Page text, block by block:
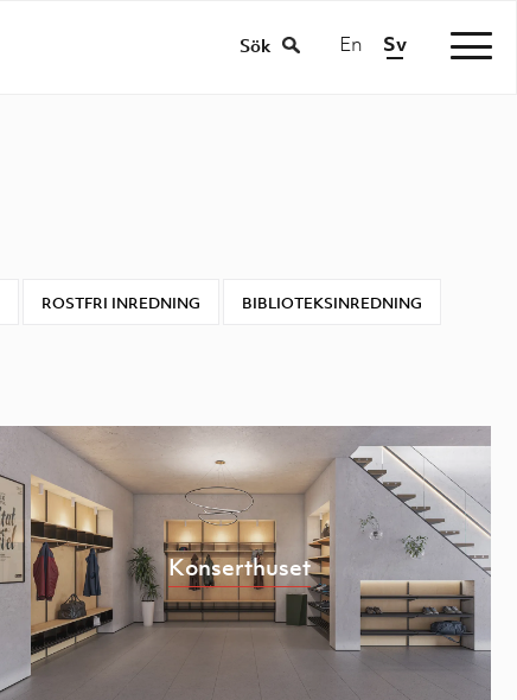
Sök En Sv
ROSTFRI INREDNING BIBLIOTEKSINREDNING
Konserthuset